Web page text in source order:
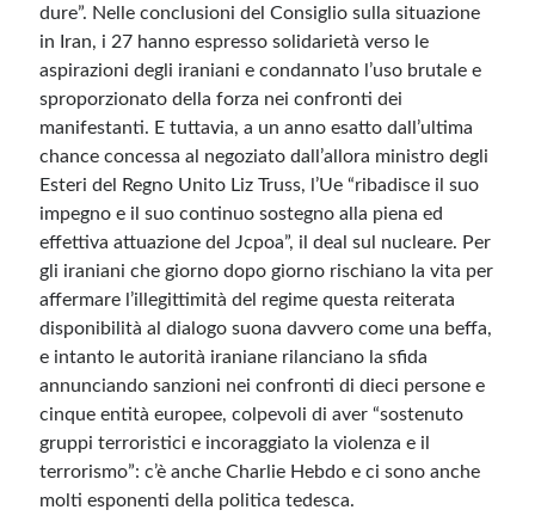
dure”. Nelle conclusioni del Consiglio sulla situazione
in Iran, i 27 hanno espresso solidarietà verso le
aspirazioni degli iraniani e condannato l’uso brutale e
sproporzionato della forza nei confronti dei
manifestanti. E tuttavia, a un anno esatto dall’ultima
chance concessa al negoziato dall’allora ministro degli
Esteri del Regno Unito Liz Truss, l’Ue “ribadisce il suo
impegno e il suo continuo sostegno alla piena ed
effettiva attuazione del Jcpoa”, il deal sul nucleare. Per
gli iraniani che giorno dopo giorno rischiano la vita per
affermare l’illegittimità del regime questa reiterata
disponibilità al dialogo suona davvero come una beffa,
e intanto le autorità iraniane rilanciano la sfida
annunciando sanzioni nei confronti di dieci persone e
cinque entità europee, colpevoli di aver “sostenuto
gruppi terroristici e incoraggiato la violenza e il
terrorismo”: c’è anche Charlie Hebdo e ci sono anche
molti esponenti della politica tedesca.